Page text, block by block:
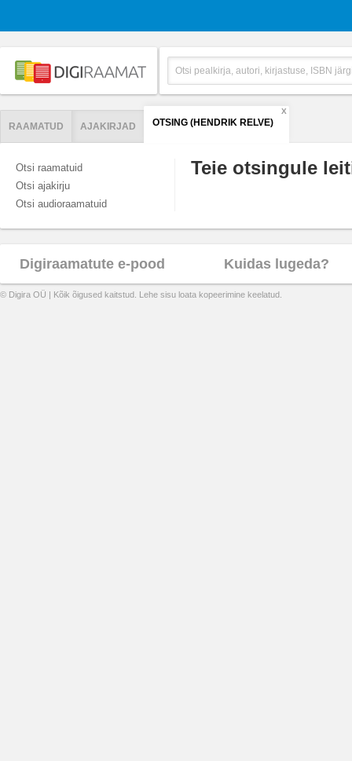
RAAMATUD AJAKIRJAD OTSING (HENDRIK RELVE)
X
Otsi raamatuid
Otsi ajakirju
Otsi audioraamatuid
Teie otsingule
Digiraamatute e-pood Kuidas lugeda?
© Digira OÜ | Kõik õigused kaitstud. Lehe sisu loata kopeerimine keelatud.